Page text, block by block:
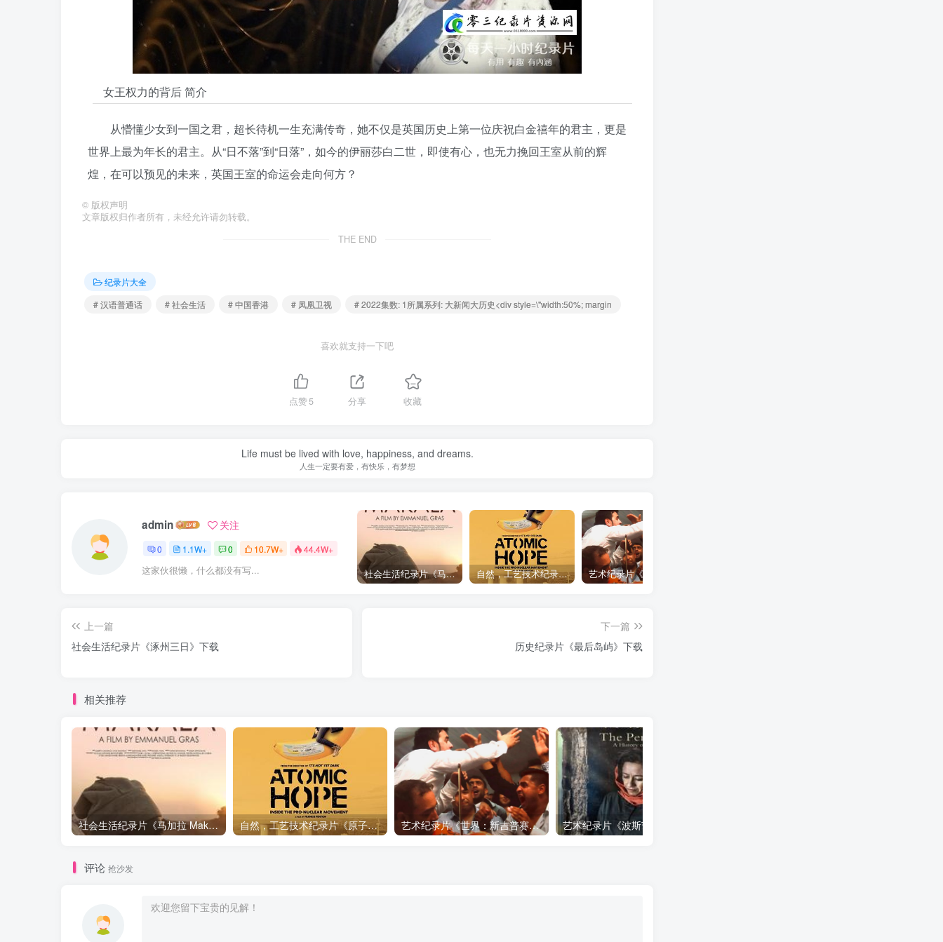
女王权力的背后 简介
从懵懂少女到一国之君，超长待机一生充满传奇，她不仅是英国历史上第一位庆祝白金禧年的君主，更是
世界上最为年长的君主。从“日不落”到“日落”，如今的伊丽莎白二世，即使有心，也无力挽回王室从前的辉
煌，在可以预见的未来，英国王室的命运会走向何方？
© 版权声明
文章版权归作者所有，未经允许请勿转载。
THE END
纪录片大全
# 汉语普通话
# 社会生活 # 中国香港 # 凤凰卫视 # 2022集数: 1所属系列: 大新闻大历史<div style=\"width:50%; margin
喜欢就支持一下吧
点赞5 分享 收藏
Life must be lived with love, happiness, and dreams.
人生一定要有爱，有快乐，有梦想
admin 关注
0 1.1W+ 0 10.7W+ 44.4W+
这家伙很懒，什么都没有写... 社会生活纪录片《马加拉 Makala》下载 自然，工艺技术纪录片《原子能的希望 Atomic Hope – Inside the Pro-Nuclear Movement》下载
上一篇
社会生活纪录片《涿州三日》下载
下一篇
历史纪录片《最后岛屿》下载
相关推荐
社会生活纪录片《马加拉 Makala》下载 自然，工艺技术纪录片《原子能的希望 Atomic Hope – Inside the Pro-Nuclear Movement》下载 艺术纪录片《世界：新吉普赛之王 This World: The New Gypsy Kings》下载
评论 抢沙发